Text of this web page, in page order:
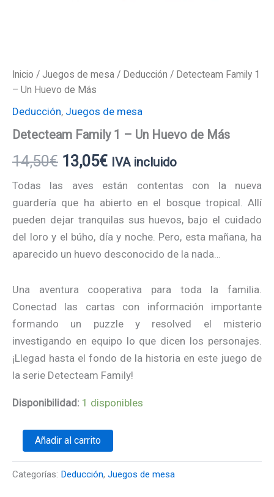
Inicio / Juegos de mesa / Deducción / Detecteam Family 1
– Un Huevo de Más
Deducción, Juegos de mesa
Detecteam Family 1 – Un Huevo de Más
14,50€ 13,05€ IVA incluido
Todas las aves están contentas con la nueva
guardería que ha abierto en el bosque tropical. Allí
pueden dejar tranquilas sus huevos, bajo el cuidado
del loro y el búho, día y noche. Pero, esta mañana, ha
aparecido un huevo desconocido de la nada…
Una aventura cooperativa para toda la familia.
Conectad las cartas con información importante
formando un puzzle y resolved el misterio
investigando en equipo lo que dicen los personajes.
¡Llegad hasta el fondo de la historia en este juego de
la serie Detecteam Family!
Disponibilidad: 1 disponibles
Añadir al carrito
Categorías: Deducción, Juegos de mesa